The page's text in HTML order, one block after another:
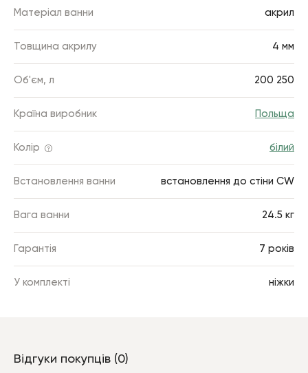
Матеріал ванни акрил
Товщина акрилу 4 мм
Об'єм, л 200 250
Країна виробник Польща
Колір білий
Встановлення ванни встановлення до стіни CW
Вага ванни 24.5 кг
Гарантія 7 років
У комплекті ніжки
Відгуки покупців (0)